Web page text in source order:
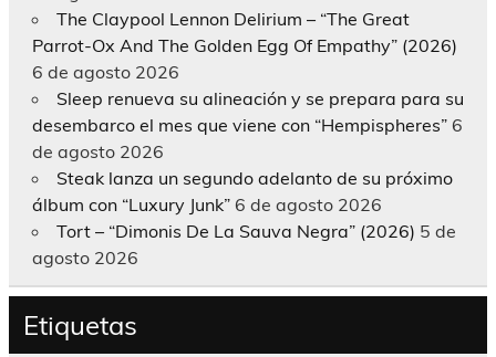
The Claypool Lennon Delirium – “The Great
Parrot-Ox And The Golden Egg Of Empathy” (2026)
6 de agosto 2026
Sleep renueva su alineación y se prepara para su
desembarco el mes que viene con “Hempispheres” 6
de agosto 2026
Steak lanza un segundo adelanto de su próximo
álbum con “Luxury Junk” 6 de agosto 2026
Tort – “Dimonis De La Sauva Negra” (2026) 5 de
agosto 2026
Etiquetas